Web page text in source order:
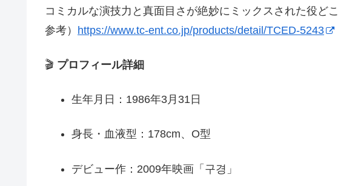
コミカルな演技力と真面目さが絶妙にミックスされた役ど
参考） https://www.tc-ent.co.jp/products/detail/TCED-5243
🎬 プロフィール詳細
生年月日：1986年3月31日
身長・血液型：178cm、O型
デビュー作：2009年映画「구경」